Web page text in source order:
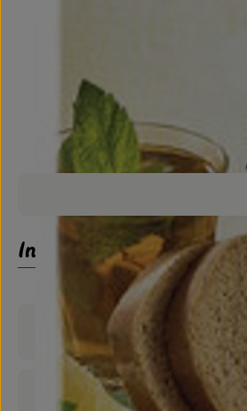
Info
Produktinformationen
Zutaten